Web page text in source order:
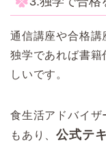
通信講座や合格講
独学であれば書籍
しいです。
食生活アドバイザ
もあり、公式テ